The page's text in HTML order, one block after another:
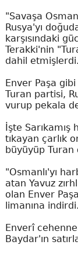
"Savaşa
Rusya'yı
karşısındaki
Terakki'nin
dahil etmişlerdi.
Enver Paşa
Turan partisi,
vurup pekala
İşte
tıkayan çarlık
büyüyüp Turan
"Osmanlı'yı
atan Yavuz
olan Enver
limanına
Enverî
Baydar'ın